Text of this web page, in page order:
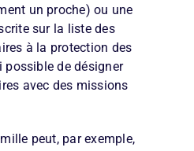
un proche) ou une
sur la liste des
à la protection des
possible de désigner
avec des missions
peut, par exemple,